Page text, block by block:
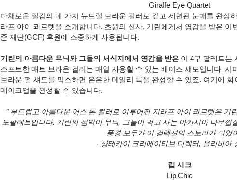
Giraffe Eye Quartet
다채로운 질감의 네 가지 뉴트럴 브라운 컬러로 깊고 세련된 눈매를 완성
라프 아이 콰르텟을 소개합니다. 초원의 신사, 기린에게서 영감을 받은 이
존 재단(GCF) 후원에 소중하게 사용됩니다.
기린의 아름다운 무늬와 그들의 서식지에서 영감을 받은 이 4구 팔레트는
소프트한 매트 브라운 컬러는 매일 사용할 수 있는 베이스 섀도입니다. 시
브라운 펄 섀도를 믹스하면 은은한 데일리 룩을 완성할 수 있죠. 여기에
메이크업을 완성할 수 있습니다.
＂부드럽고 아름다운 어스 톤 컬러로 이루어진 지라프 아이 콰르텟은 기
도팔레트입니다. 기린의 점박이 무늬, 그들이 먹고 사는 아카시아 나무껍
풍경 모두가 이 컬렉션의 스토리가 되었
- 샹테카이 크리에이티브 디렉터, 올리비아
립 시크
Lip Chic